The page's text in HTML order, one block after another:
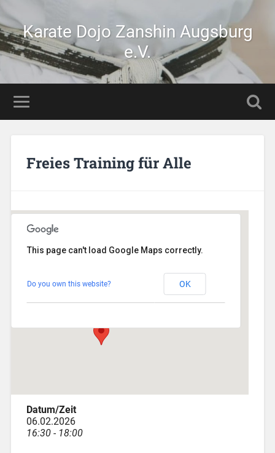
Karate Dojo Zanshin Augsburg
e.V.
Freies Training für Alle
Veranstaltungen
This page can't load Google Maps correctly.
Do you own this website? OK
Datum/Zeit
06.02.2026
16:30 - 18:00